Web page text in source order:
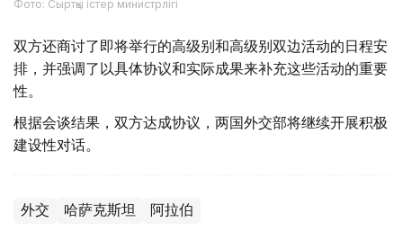
Фото: Сыртқы істер министрлігі
双方还商讨了即将举行的高级别和高级别双边活动的日程安
排，并强调了以具体协议和实际成果来补充这些活动的重要
性。
根据会谈结果，双方达成协议，两国外交部将继续开展积极
建设性对话。
外交 哈萨克斯坦 阿拉伯